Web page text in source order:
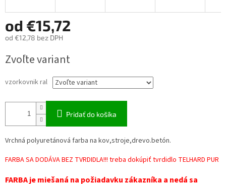
od €15,72
od €12,78 bez DPH
cena:
Zvoľte variant
vzorkovnik ral
Pridať do košíka
Vrchná polyuretánová farba na kov,stroje,drevo.betón.
FARBA SA DODÁVA BEZ TVRDIDLA!!! treba dokúpiť tvrdidlo TELHARD PUR
FARBA je miešaná na požiadavku zákazníka a nedá sa